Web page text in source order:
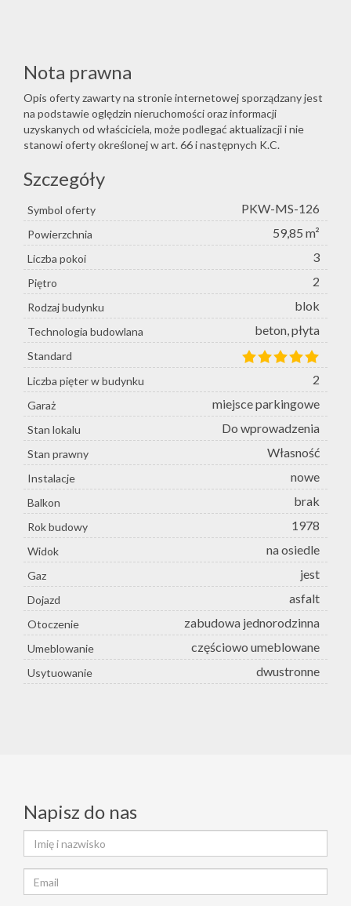
Nota prawna
Opis oferty zawarty na stronie internetowej sporządzany jest
na podstawie oględzin nieruchomości oraz informacji
uzyskanych od właściciela, może podlegać aktualizacji i nie
stanowi oferty określonej w art. 66 i następnych K.C.
Szczegóły
Symbol oferty PKW-MS-126
Powierzchnia 59,85 m²
Liczba pokoi 3
Piętro 2
Rodzaj budynku blok
Technologia budowlana beton, płyta
Standard
Liczba pięter w budynku
2
Garaż miejsce parkingowe
Stan lokalu Do wprowadzenia
Stan prawny Własność
Instalacje nowe
Balkon brak
Rok budowy 1978
Widok na osiedle
Gaz jest
Dojazd asfalt
Otoczenie zabudowa jednorodzinna
Umeblowanie częściowo umeblowane
Usytuowanie dwustronne
Napisz do nas